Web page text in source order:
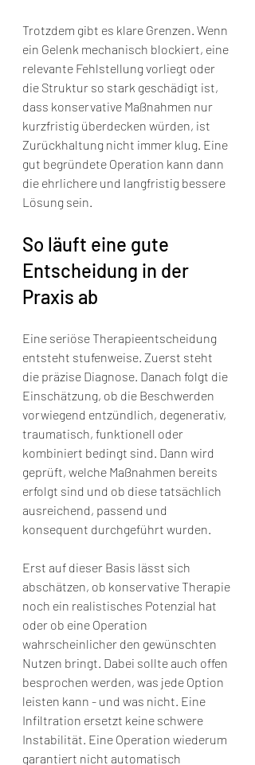
Trotzdem gibt es klare Grenzen. Wenn
ein Gelenk mechanisch blockiert, eine
relevante Fehlstellung vorliegt oder
die Struktur so stark geschädigt ist,
dass konservative Maßnahmen nur
kurzfristig überdecken würden, ist
Zurückhaltung nicht immer klug. Eine
gut begründete Operation kann dann
die ehrlichere und langfristig bessere
Lösung sein.
So läuft eine gute
Entscheidung in der
Praxis ab
Eine seriöse Therapieentscheidung
entsteht stufenweise. Zuerst steht
die präzise Diagnose. Danach folgt die
Einschätzung, ob die Beschwerden
vorwiegend entzündlich, degenerativ,
traumatisch, funktionell oder
kombiniert bedingt sind. Dann wird
geprüft, welche Maßnahmen bereits
erfolgt sind und ob diese tatsächlich
ausreichend, passend und
konsequent durchgeführt wurden.
Erst auf dieser Basis lässt sich
abschätzen, ob konservative Therapie
noch ein realistisches Potenzial hat
oder ob eine Operation
wahrscheinlicher den gewünschten
Nutzen bringt. Dabei sollte auch offen
besprochen werden, was jede Option
leisten kann - und was nicht. Eine
Infiltration ersetzt keine schwere
Instabilität. Eine Operation wiederum
garantiert nicht automatisch